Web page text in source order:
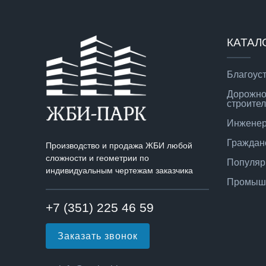
Производство и продажа ЖБИ любой
сложности и геометрии по
индивидуальным чертежам заказчика
+7 (351) 225 46 59
Заказать звонок